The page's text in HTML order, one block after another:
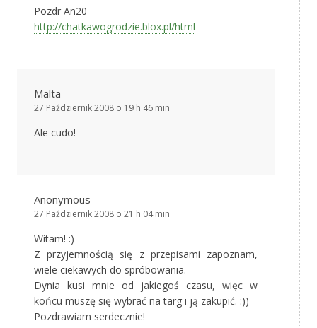
Pozdr An20
http://chatkawogrodzie.blox.pl/html
Malta
27 Październik 2008 o 19 h 46 min
Ale cudo!
Anonymous
27 Październik 2008 o 21 h 04 min
Witam! :)
Z przyjemnością się z przepisami zapoznam,
wiele ciekawych do spróbowania.
Dynia kusi mnie od jakiegoś czasu, więc w
końcu muszę się wybrać na targ i ją zakupić. :))
Pozdrawiam serdecznie!